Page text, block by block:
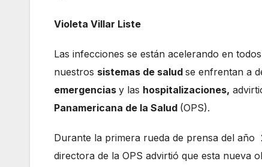
Violeta Villar Liste
Las infecciones se están acelerando en
nuestros sistemas de salud se enfrentan a
emergencias y las hospitalizaciones,
Panamericana de la Salud (OPS).
Durante la primera rueda de prensa del año
directora de la OPS advirtió que esta nueva